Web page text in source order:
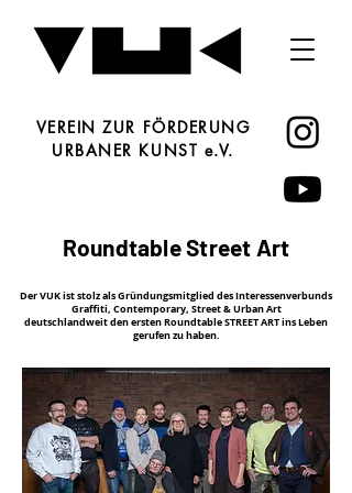
VEREIN ZUR FÖRDERUNG
URBANER KUNST e.V.
Roundtable Street Art
Der VUK ist stolz als Gründungsmitglied des Interessenverbunds
Graffiti, Contemporary, Street & Urban Art
deutschlandweit den ersten Roundtable STREET ART ins Leben
gerufen zu haben.